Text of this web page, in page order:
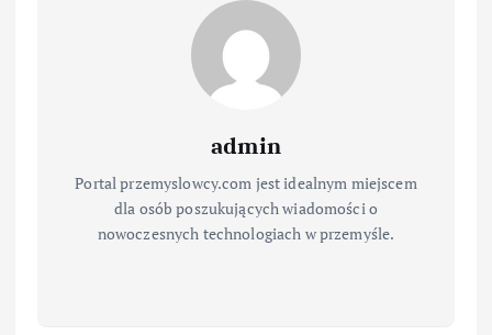
admin
Portal przemyslowcy.com jest idealnym miejscem
dla osób poszukujących wiadomości o
nowoczesnych technologiach w przemyśle.